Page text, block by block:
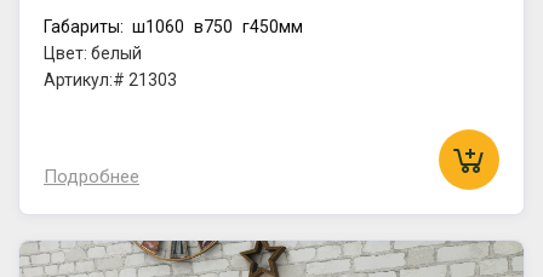
Габариты: ш1060 в750 г450мм
Цвет: белый
Артикул:# 21303
Подробнее